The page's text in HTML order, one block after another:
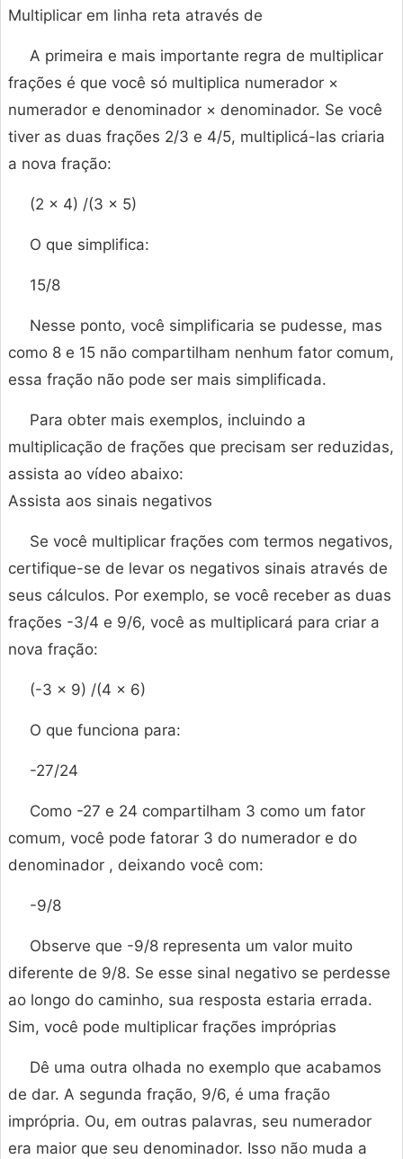
Multiplicar em linha reta através de
A primeira e mais importante regra de multiplicar
frações é que você só multiplica numerador ×
numerador e denominador × denominador. Se você
tiver as duas frações 2/3 e 4/5, multiplicá-las criaria
a nova fração:
(2 × 4) /(3 × 5)
O que simplifica:
15/8
Nesse ponto, você simplificaria se pudesse, mas
como 8 e 15 não compartilham nenhum fator comum,
essa fração não pode ser mais simplificada.
Para obter mais exemplos, incluindo a
multiplicação de frações que precisam ser reduzidas,
assista ao vídeo abaixo:
Assista aos sinais negativos
Se você multiplicar frações com termos negativos,
certifique-se de levar os negativos sinais através de
seus cálculos. Por exemplo, se você receber as duas
frações -3/4 e 9/6, você as multiplicará para criar a
nova fração:
(-3 × 9) /(4 × 6)
O que funciona para:
-27/24
Como -27 e 24 compartilham 3 como um fator
comum, você pode fatorar 3 do numerador e do
denominador , deixando você com:
-9/8
Observe que -9/8 representa um valor muito
diferente de 9/8. Se esse sinal negativo se perdesse
ao longo do caminho, sua resposta estaria errada.
Sim, você pode multiplicar frações impróprias
Dê uma outra olhada no exemplo que acabamos
de dar. A segunda fração, 9/6, é uma fração
imprópria. Ou, em outras palavras, seu numerador
era maior que seu denominador. Isso não muda a